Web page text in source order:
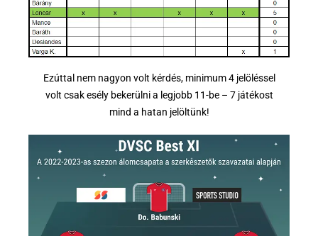
Ezúttal nem nagyon volt kérdés, minimum 4 jelöléssel
volt csak esély bekerülni a legjobb 11-be – 7 játékost
mind a hatan jelöltünk!